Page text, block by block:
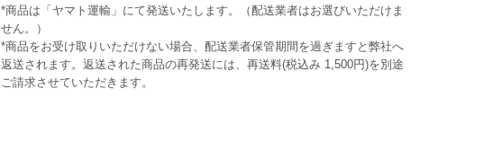
*商品は「ヤマト運輸」にて発送いたします。（配送業者はお選びいただけま
せん。）
*商品をお受け取りいただけない場合、配送業者保管期間を過ぎますと弊社へ
返送されます。返送された商品の再発送には、再送料(税込み 1,500円)を別途
ご請求させていただきます。